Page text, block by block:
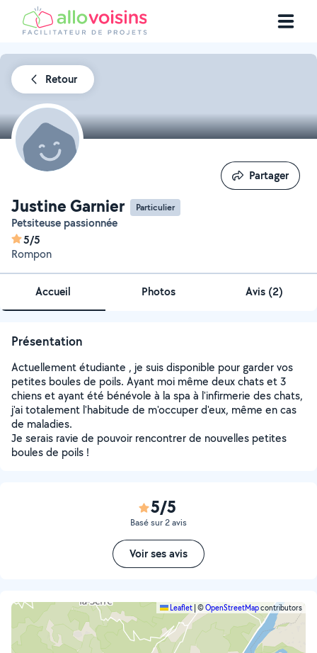
Retour
Justine Garnier Particulier
Petsiteuse passionnée
5/5
Rompon
Partager
Partager
Accueil Photos Avis (2)
Présentation
Actuellement étudiante , je suis disponible pour garder vos
petites boules de poils. Ayant moi même deux chats et 3
chiens et ayant été bénévole à la spa à l'infirmerie des chats,
j'ai totalement l'habitude de m'occuper d'eux, même en cas
de maladies.
Je serais ravie de pouvoir rencontrer de nouvelles petites
boules de poils !
5/5
Basé sur 2 avis
Voir ses avis
Leaflet ©OpenStreetMapcontributors